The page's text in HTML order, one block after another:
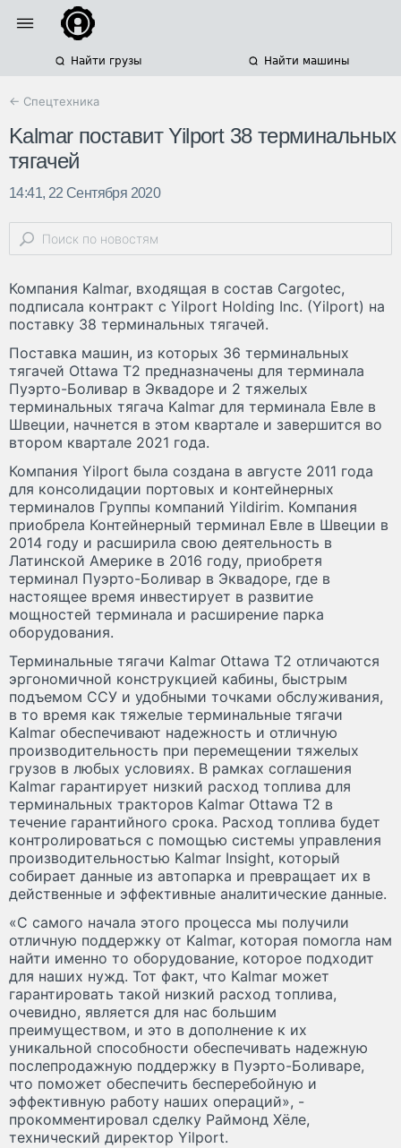
Найти грузы Найти машины
← Спецтехника
Kalmar поставит Yilport 38 терминальных
тягачей
14:41, 22 Сентября 2020
Компания Kalmar, входящая в состав Cargotec,
подписала контракт с Yilport Holding Inc. (Yilport) на
поставку 38 терминальных тягачей.
Поставка машин, из которых 36 терминальных
тягачей Ottawa T2 предназначены для терминала
Пуэрто-Боливар в Эквадоре и 2 тяжелых
терминальных тягача Kalmar для терминала Евле в
Швеции, начнется в этом квартале и завершится во
втором квартале 2021 года.
Компания Yilport была создана в августе 2011 года
для консолидации портовых и контейнерных
терминалов Группы компаний Yildirim. Компания
приобрела Контейнерный терминал Евле в Швеции в
2014 году и расширила свою деятельность в
Латинской Америке в 2016 году, приобретя
терминал Пуэрто-Боливар в Эквадоре, где в
настоящее время инвестирует в развитие
мощностей терминала и расширение парка
оборудования.
Терминальные тягачи Kalmar Ottawa T2 отличаются
эргономичной конструкцией кабины, быстрым
подъемом ССУ и удобными точками обслуживания,
в то время как тяжелые терминальные тягачи
Kalmar обеспечивают надежность и отличную
производительность при перемещении тяжелых
грузов в любых условиях. В рамках соглашения
Kalmar гарантирует низкий расход топлива для
терминальных тракторов Kalmar Ottawa T2 в
течение гарантийного срока. Расход топлива будет
контролироваться с помощью системы управления
производительностью Kalmar Insight, который
собирает данные из автопарка и превращает их в
действенные и эффективные аналитические данные.
«С самого начала этого процесса мы получили
отличную поддержку от Kalmar, которая помогла нам
найти именно то оборудование, которое подходит
для наших нужд. Тот факт, что Kalmar может
гарантировать такой низкий расход топлива,
очевидно, является для нас большим
преимуществом, и это в дополнение к их
уникальной способности обеспечивать надежную
послепродажную поддержку в Пуэрто-Боливаре,
что поможет обеспечить бесперебойную и
эффективную работу наших операций», -
прокомментировал сделку Раймонд Хёле,
технический директор Yilport.